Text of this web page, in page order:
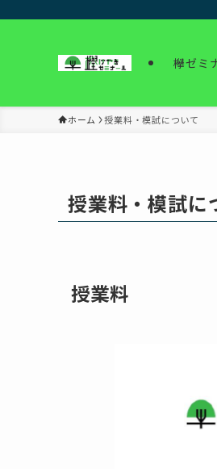
欅ゼミ
ホーム 授業料・模試について
授業料・模試に
授業料